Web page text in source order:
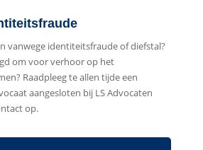
vanwege identiteitsfraude of diefstal?
om voor verhoor op het
Raadpleeg te allen tijde een
aangesloten bij LS Advocaten
op.